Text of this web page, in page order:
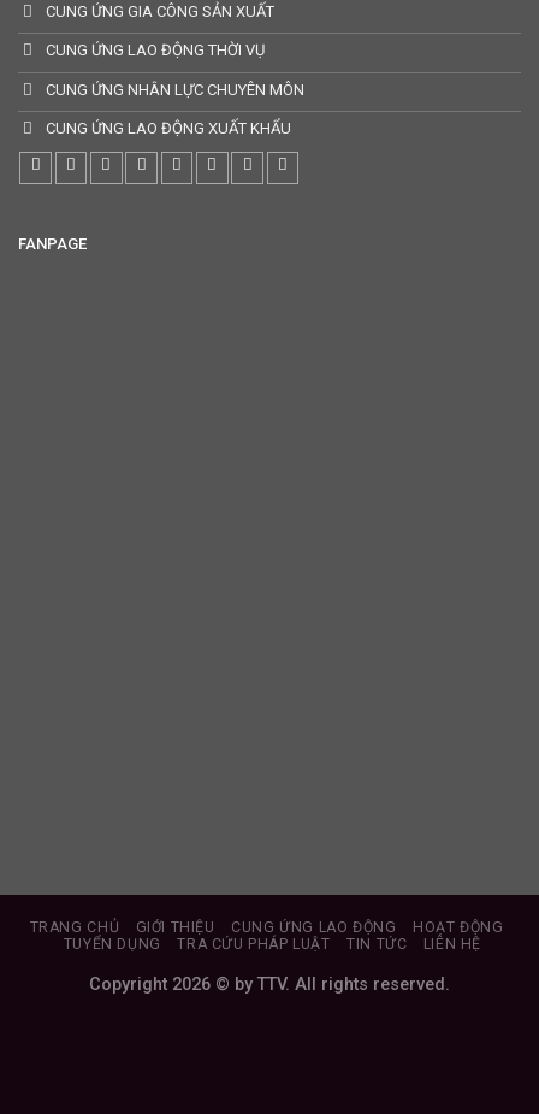
CUNG ỨNG GIA CÔNG SẢN XUẤT
CUNG ỨNG LAO ĐỘNG THỜI VỤ
CUNG ỨNG NHÂN LỰC CHUYÊN MÔN
CUNG ỨNG LAO ĐỘNG XUẤT KHẨU
FANPAGE
TRANG CHỦ GIỚI THIỆU CUNG ỨNG LAO ĐỘNG
HOẠT ĐỘNG
TUYỂN DỤNG
TRA CỨU PHÁP LUẬT TIN TỨC LIÊN HỆ
Copyright 2026 © by TTV. All rights reserved.